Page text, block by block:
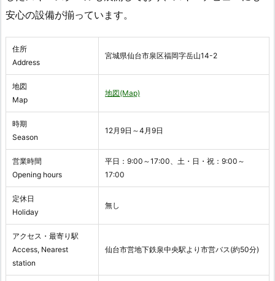
安心の設備が揃っています。
住所
Address
宮城県仙台市泉区福岡字岳山14-2
地図
Map
地図(Map)
時期
Season
12月9日～4月9日
営業時間
Opening hours
平日：9:00～17:00、土・日・祝：9:00～
17:00
定休日
Holiday
無し
アクセス・最寄り駅
Access, Nearest
station
仙台市営地下鉄泉中央駅より市営バス(約50分)